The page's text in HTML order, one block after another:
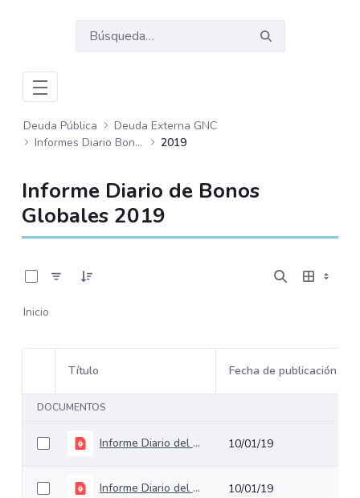
Deuda Pública
Deuda Externa GNC
Informes Diario Bonos Globales
2019
Informe Diario de Bonos
Globales 2019
Inicio
Selección del elemento
Título Fecha de publicación
DOCUMENTOS
Informe Diario del 4 de enero de 2019 10/01/19
Informe Diario del 9 de enero de 2019 10/01/19